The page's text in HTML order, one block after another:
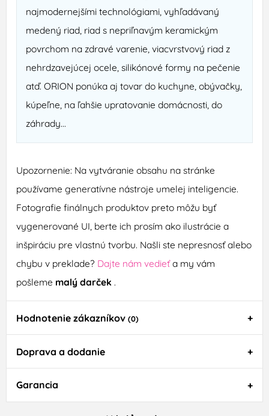
najmodernejšími technológiami, vyhľadávaný
medený riad, riad s nepriľnavým keramickým
povrchom na zdravé varenie, viacvrstvový riad z
nehrdzavejúcej ocele, silikónové formy na pečenie
atď. ORION ponúka aj tovar do kuchyne, obývačky,
kúpeľne, na ľahšie upratovanie domácnosti, do
záhrady...
Upozornenie: Na vytváranie obsahu na stránke
používame generatívne nástroje umelej inteligencie.
Fotografie finálnych produktov preto môžu byť
vygenerované UI, berte ich prosím ako ilustrácie a
inšpiráciu pre vlastnú tvorbu. Našli ste nepresnosť alebo
chybu v preklade? Dajte nám vedieťa my vám
pošleme malý darček .
Hodnotenie zákazníkov (0)
Doprava a dodanie
Garancia